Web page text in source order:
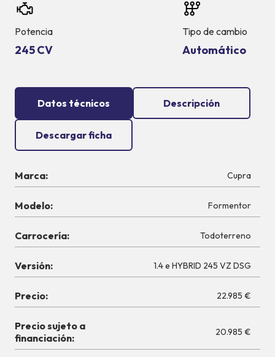
Potencia
245 CV
Tipo de cambio
Automático
Datos técnicos Descripción
Descargar ficha
Marca: Cupra
Modelo: Formentor
Carrocería: Todoterreno
Versión: 1.4 e HYBRID 245 VZ DSG
Precio: 22.985 €
Precio sujeto a
financiación:
20.985 €